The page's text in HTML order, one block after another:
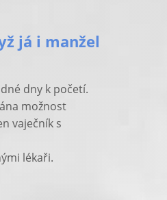
já i manžel
dny k početí.
možnost
vaječník s
lékaři.